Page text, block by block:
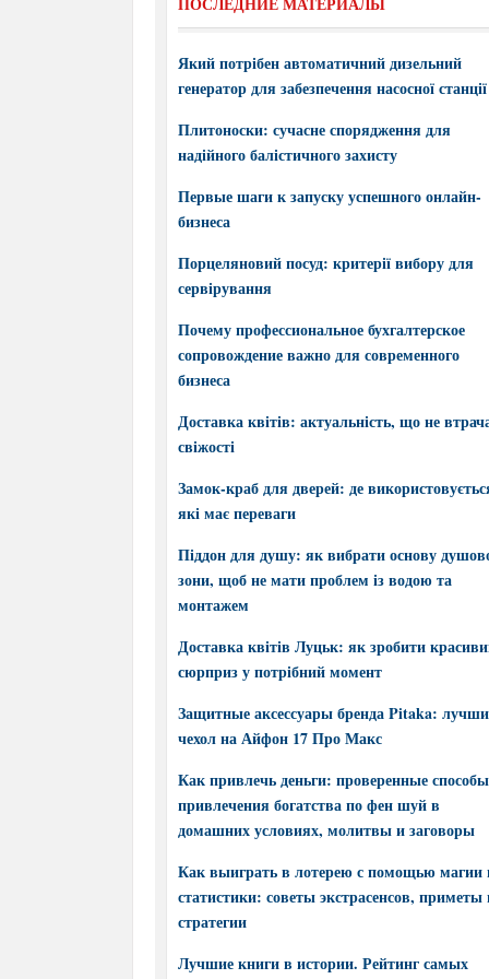
Який потрібен автоматичний дизельний
генератор для забезпечення насосної станції
Плитоноски: сучасне спорядження для
надійного балістичного захисту
Первые шаги к запуску успешного онлайн-
бизнеса
Порцеляновий посуд: критерії вибору для
сервірування
Почему профессиональное бухгалтерское
сопровождение важно для современного
бизнеса
Доставка квітів: актуальність, що не
свіжості
Замок-краб для дверей: де
які має переваги
Піддон для душу: як вибрати основу
зони, щоб не мати проблем із водою та
монтажем
Доставка квітів Луцьк: як зробити
сюрприз у потрібний момент
Защитные аксессуары бренда Pitaka:
чехол на Айфон 17 Про Макс
Как привлечь деньги: проверенные способы
привлечения богатства по фен шуй в
домашних условиях, молитвы и заговоры
Как выиграть в лотерею с помощью магии
статистики: советы экстрасенсов, приметы
стратегии
Лучшие книги в истории. Рейтинг самых